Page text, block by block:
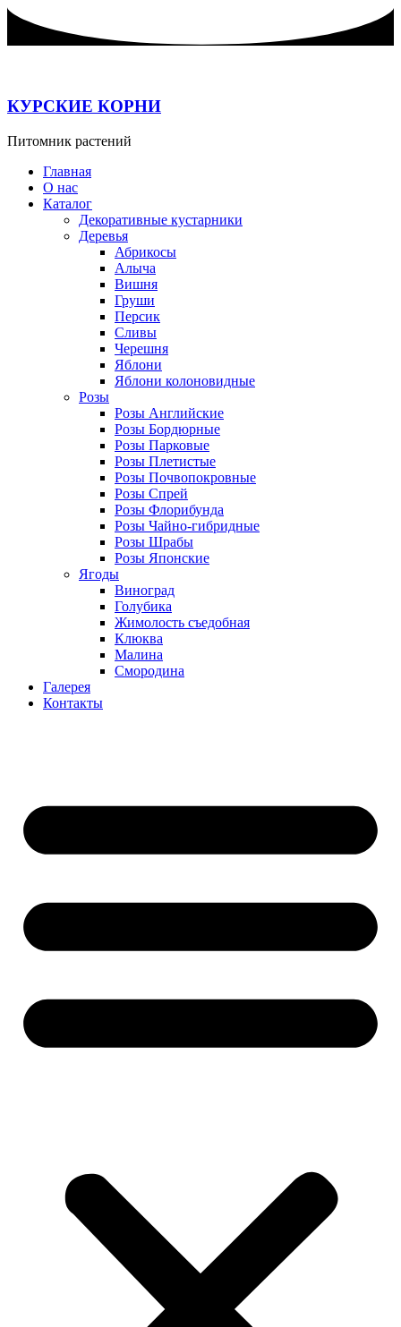
Перейти
содержимому
КУРСКИЕ КОРНИ
Питомник растений
Главная
О нас
Каталог
Декоративные кустарники
Деревья
Абрикосы
Алыча
Вишня
Груши
Персик
Сливы
Черешня
Яблони
Яблони колоновидные
Розы
Розы Английские
Розы Бордюрные
Розы Парковые
Розы Плетистые
Розы Почвопокровные
Розы Спрей
Розы Флорибунда
Розы Чайно-гибридные
Розы Шрабы
Розы Японские
Ягоды
Виноград
Голубика
Жимолость съедобная
Клюква
Малина
Смородина
Галерея
Контакты